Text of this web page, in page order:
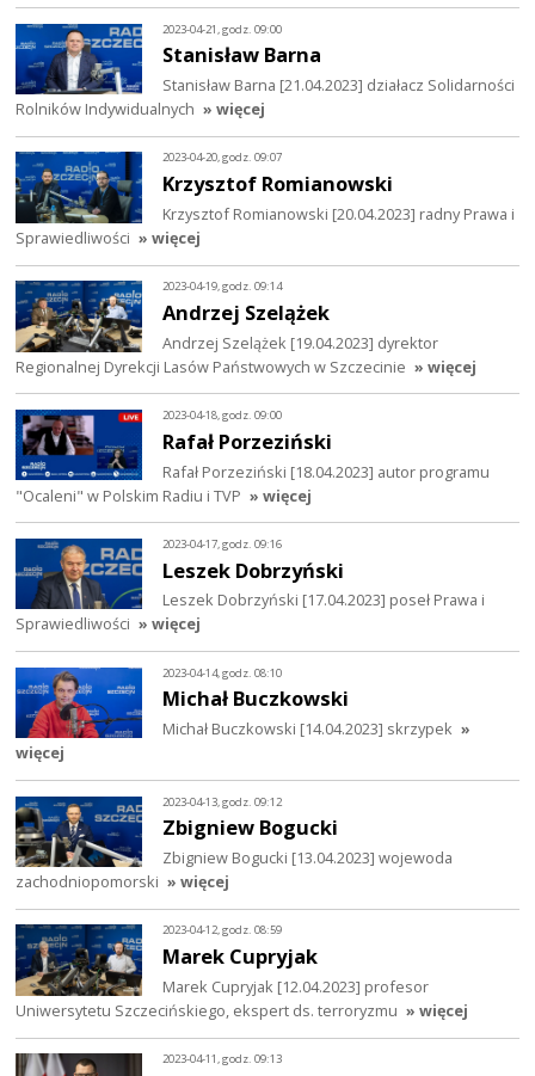
2023-04-21, godz. 09:00
Stanisław Barna
Stanisław Barna [21.04.2023] działacz Solidarności
Rolników Indywidualnych » więcej
2023-04-20, godz. 09:07
Krzysztof Romianowski
Krzysztof Romianowski [20.04.2023] radny Prawa i
Sprawiedliwości » więcej
2023-04-19, godz. 09:14
Andrzej Szelążek
Andrzej Szelążek [19.04.2023] dyrektor
Regionalnej Dyrekcji Lasów Państwowych w Szczecinie » więcej
2023-04-18, godz. 09:00
Rafał Porzeziński
Rafał Porzeziński [18.04.2023] autor programu
"Ocaleni" w Polskim Radiu i TVP » więcej
2023-04-17, godz. 09:16
Leszek Dobrzyński
Leszek Dobrzyński [17.04.2023] poseł Prawa i
Sprawiedliwości » więcej
2023-04-14, godz. 08:10
Michał Buczkowski
Michał Buczkowski [14.04.2023] skrzypek »
więcej
2023-04-13, godz. 09:12
Zbigniew Bogucki
Zbigniew Bogucki [13.04.2023] wojewoda
zachodniopomorski » więcej
2023-04-12, godz. 08:59
Marek Cupryjak
Marek Cupryjak [12.04.2023] profesor
Uniwersytetu Szczecińskiego, ekspert ds. terroryzmu » więcej
2023-04-11, godz. 09:13